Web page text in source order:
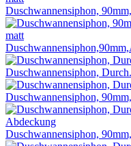
Duschwannensiphon,
Duschwannensiphon,
Duschwannensiphon,
Duschwannensiphon,